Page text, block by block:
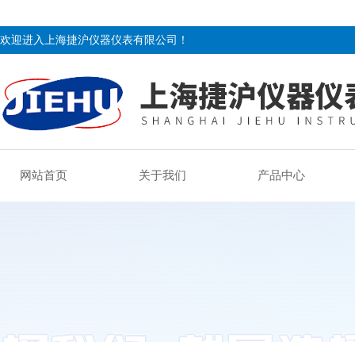
欢迎进入上海捷沪仪器仪表有限公司！
网站首页 关于我们 产品中心